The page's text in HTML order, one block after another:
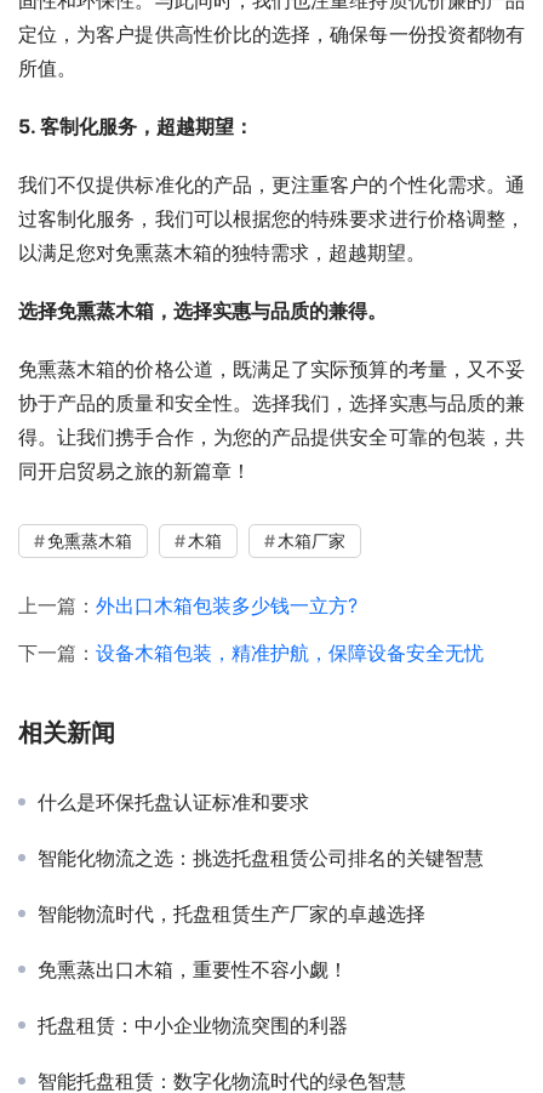
定位，为客户提供高性价比的选择，确保每一份投资都物有
所值。
5. 客制化服务，超越期望：
我们不仅提供标准化的产品，更注重客户的个性化需求。通
过客制化服务，我们可以根据您的特殊要求进行价格调整，
以满足您对免熏蒸木箱的独特需求，超越期望。
选择免熏蒸木箱，选择实惠与品质的兼得。
免熏蒸木箱的价格公道，既满足了实际预算的考量，又不妥
协于产品的质量和安全性。选择我们，选择实惠与品质的兼
得。让我们携手合作，为您的产品提供安全可靠的包装，共
同开启贸易之旅的新篇章！
免熏蒸木箱 木箱 木箱厂家
上一篇： 外出口木箱包装多少钱一立方?
下一篇： 设备木箱包装，精准护航，保障设备安全无忧
相关新闻
什么是环保托盘认证标准和要求
智能化物流之选：挑选托盘租赁公司排名的关键智慧
智能物流时代，托盘租赁生产厂家的卓越选择
免熏蒸出口木箱，重要性不容小觑！
托盘租赁：中小企业物流突围的利器
智能托盘租赁：数字化物流时代的绿色智慧